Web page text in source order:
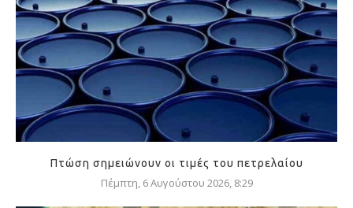
Πτώση σημειώνουν οι τιμές του πετρελαίου
Πέμπτη, 6 Αυγούστου 2026, 8:29